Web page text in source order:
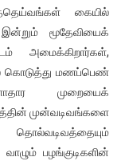
கையில்
இன்றும் மூதேவியைக்
அமைக்கிறார்கள்,
கொடுத்து மணப்பெண்
முறையைக்
முன்வடிவங்களை
பழங்குடிகளின்